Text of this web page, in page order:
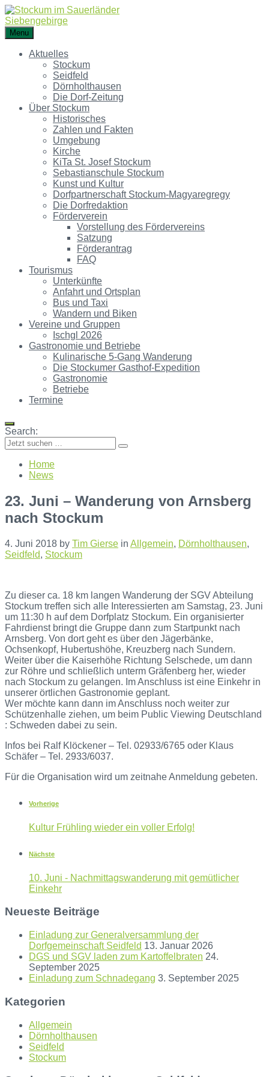
Menu
Aktuelles
Stockum
Seidfeld
Dörnholthausen
Die Dorf-Zeitung
Über Stockum
Historisches
Zahlen und Fakten
Umgebung
Kirche
KiTa St. Josef Stockum
Sebastianschule Stockum
Kunst und Kultur
Dorfpartnerschaft Stockum-Magyaregregy
Die Dorfredaktion
Förderverein
Vorstellung des Fördervereins
Satzung
Förderantrag
FAQ
Tourismus
Unterkünfte
Anfahrt und Ortsplan
Bus und Taxi
Wandern und Biken
Vereine und Gruppen
Ischgl 2026
Gastronomie und Betriebe
Kulinarische 5-Gang Wanderung
Die Stockumer Gasthof-Expedition
Gastronomie
Betriebe
Termine
Search:
Home
News
23. Juni – Wanderung von Arnsberg
nach Stockum
4. Juni 2018 by Tim Gierse in Allgemein, Dörnholthausen,
Seidfeld, Stockum
Zu dieser ca. 18 km langen Wanderung der SGV Abteilung
Stockum treffen sich alle Interessierten am Samstag, 23. Juni
um 11:30 h auf dem Dorfplatz Stockum. Ein organisierter
Fahrdienst bringt die Gruppe dann zum Startpunkt nach
Arnsberg. Von dort geht es über den Jägerbänke,
Ochsenkopf, Hubertushöhe, Kreuzberg nach Sundern.
Weiter über die Kaiserhöhe Richtung Selschede, um dann
zur Röhre und schließlich unterm Gräfenberg her, wieder
nach Stockum zu gelangen. Im Anschluss ist eine Einkehr in
unserer örtlichen Gastronomie geplant.
Wer möchte kann dann im Anschluss noch weiter zur
Schützenhalle ziehen, um beim Public Viewing Deutschland
: Schweden dabei zu sein.
Infos bei Ralf Klöckener – Tel. 02933/6765 oder Klaus
Schäfer – Tel. 2933/6037.
Für die Organisation wird um zeitnahe Anmeldung gebeten.
Vorherige
Kultur Frühling wieder ein voller Erfolg!
Nächste
10. Juni - Nachmittagswanderung mit gemütlicher
Einkehr
Neueste Beiträge
Einladung zur Generalversammlung der
Dorfgemeinschaft Seidfeld 13. Januar 2026
DGS und SGV laden zum Kartoffelbraten 24.
September 2025
Einladung zum Schnadegang 3. September 2025
Kategorien
Allgemein
Dörnholthausen
Seidfeld
Stockum